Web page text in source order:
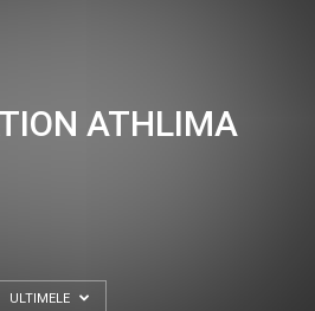
ATHLIMA
ULTIMELE